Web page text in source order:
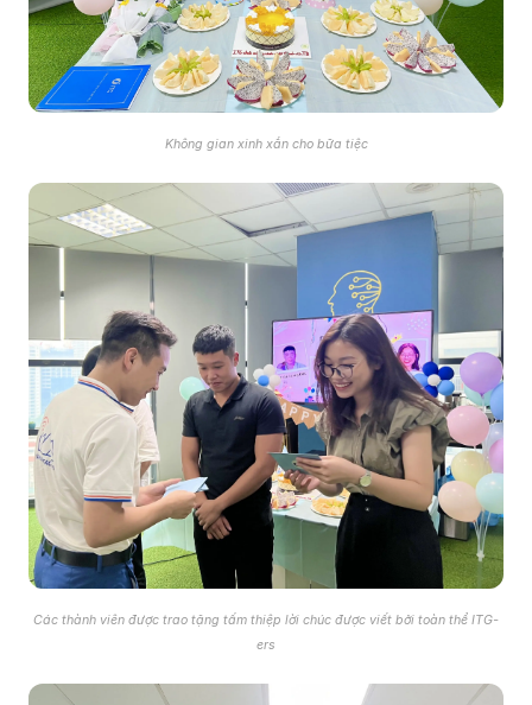
Không gian xinh xắn cho bữa tiệc
Các thành viên được trao tặng tấm thiệp lời chúc được viết bởi toàn thể ITG-
ers